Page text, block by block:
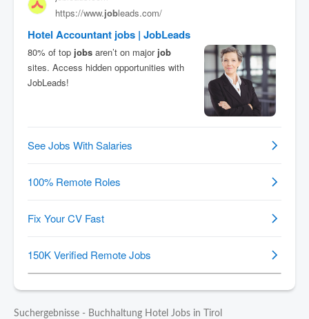
Suchergebnisse - Buchhaltung Hotel Jobs in Tirol